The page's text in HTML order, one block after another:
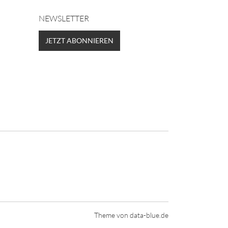
NEWSLETTER
JETZT ABONNIEREN
Theme von data-blue.de